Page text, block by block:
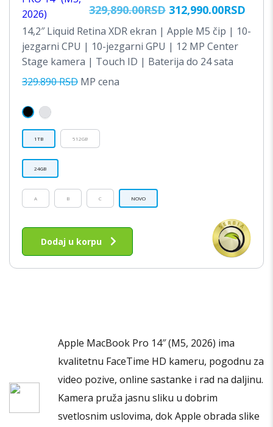
329,890.00RSD ORIGINALNA
CENA
JE
BILA:
312,990.00RSD
14,2″ Liquid Retina XDR ekran | Apple M5 čip | 10-
jezgarni CPU | 10-jezgarni GPU | 12 MP Center
Stage kamera | Touch ID | Baterija do 24 sata
329.890 RSD MP cena
1TB 512GB
24GB
A B C NOVO
Dodaj u korpu
ima
više
izabrane
na
stranici
proizvoda.
Apple MacBook Pro 14″ (M5, 2026) ima
kvalitetnu FaceTime HD kameru, pogodnu za
video pozive, online sastanke i rad na daljinu.
Kamera pruža jasnu sliku u dobrim
svetlosnim uslovima, dok Apple obrada slike